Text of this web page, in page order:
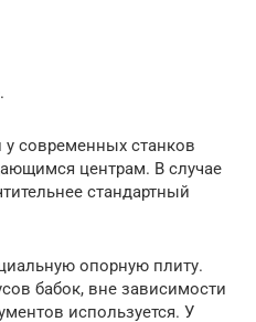
современных станков
центрам. В случае
стандартный
опорную плиту.
бабок, вне зависимости
используется. У